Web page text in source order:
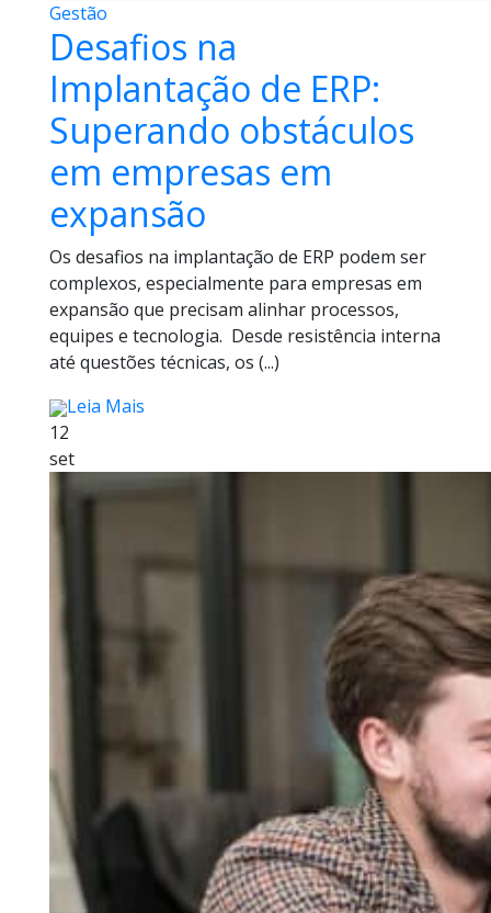
Gestão
Desafios na
Implantação de ERP:
Superando obstáculos
em empresas em
expansão
Os desafios na implantação de ERP podem ser
complexos, especialmente para empresas em
expansão que precisam alinhar processos,
equipes e tecnologia. Desde resistência interna
até questões técnicas, os (...)
Leia Mais
12
set